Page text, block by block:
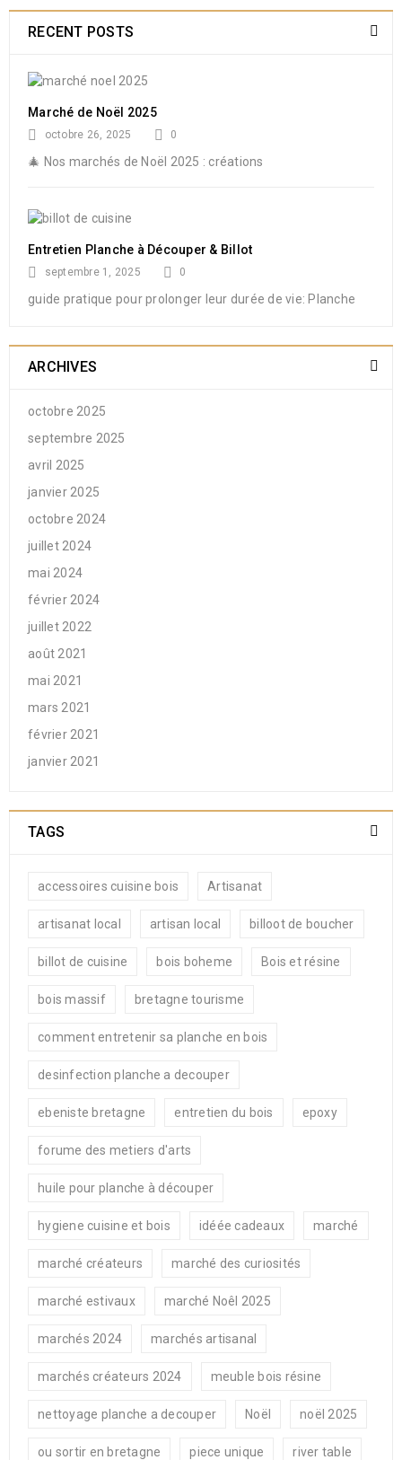
RECENT POSTS
Marché de Noël 2025
octobre 26, 2025 0
🎄 Nos marchés de Noël 2025 : créations
Entretien Planche à Découper & Billot
septembre 1, 2025 0
guide pratique pour prolonger leur durée de vie: Planche
ARCHIVES
octobre 2025
septembre 2025
avril 2025
janvier 2025
octobre 2024
juillet 2024
mai 2024
février 2024
juillet 2022
août 2021
mai 2021
mars 2021
février 2021
janvier 2021
TAGS
accessoires cuisine bois Artisanat
artisanat local artisan local billoot de boucher
billot de cuisine bois boheme Bois et résine
bois massif bretagne tourisme
comment entretenir sa planche en bois
desinfection planche a decouper
ebeniste bretagne entretien du bois epoxy
forume des metiers d'arts
huile pour planche à découper
hygiene cuisine et bois idéée cadeaux marché
marché créateurs marché des curiosités
marché estivaux marché Noêl 2025
marchés 2024 marchés artisanal
marchés créateurs 2024 meuble bois résine
nettoyage planche a decouper Noël noël 2025
ou sortir en bretagne piece unique river table